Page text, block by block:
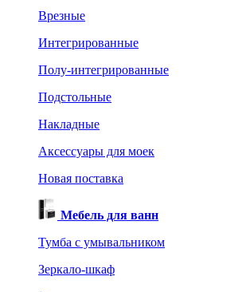
Врезные
Интегрированные
Полу-интегрированные
Подстольные
Накладные
Аксессуары для моек
Новая поставка
Мебель для ванн
Тумба с умывальником
Зеркало-шкаф